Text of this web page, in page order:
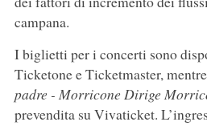
campana.
I biglietti per i concerti sono
Ticketone e Ticketmaster,
padre - Morricone Dirige
prevendita su Vivaticket.